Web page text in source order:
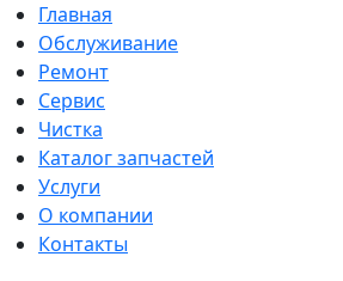
Главная
Обслуживание
Ремонт
Сервис
Чистка
Каталог запчастей
Услуги
О компании
Контакты